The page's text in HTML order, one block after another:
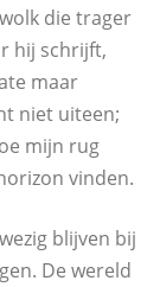
die trager
hij schrijft,
maar
niet uiteen;
mijn rug
vinden.
blijven bij
De wereld